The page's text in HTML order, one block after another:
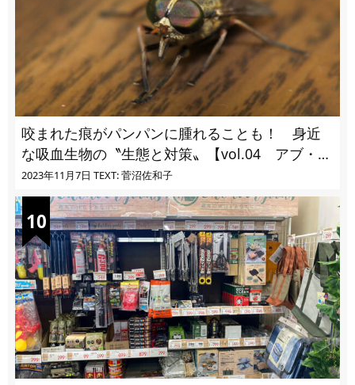
咬まれた痕がパンパンに腫れることも！ 身近
な吸血生物の〝生態と対策〟【vol.04 アブ・ブ
ユ・ヌカカ】
2023年11月7日 TEXT: 菅沼佐和子